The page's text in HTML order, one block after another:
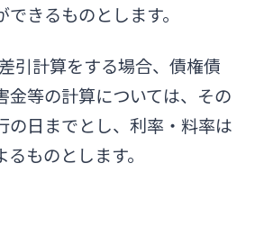
きるものとします。
引計算をする場合、債権債
金等の計算については、その
の日までとし、利率・料率は
ものとします。